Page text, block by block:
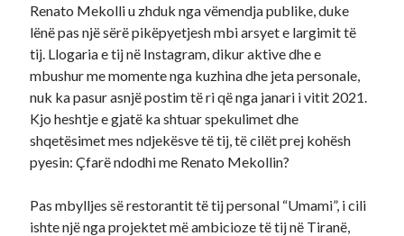
Renato Mekolli u zhduk nga vëmendja publike, duke
lënë pas një sërë pikëpyetjesh mbi arsyet e largimit të
tij. Llogaria e tij në Instagram, dikur aktive dhe e
mbushur me momente nga kuzhina dhe jeta personale,
nuk ka pasur asnjë postim të ri që nga janari i vitit 2021.
Kjo heshtje e gjatë ka shtuar spekulimet dhe
shqetësimet mes ndjekësve të tij, të cilët prej kohësh
pyesin: Çfarë ndodhi me Renato Mekollin?
Pas mbylljes së restorantit të tij personal “Umami”, i cili
ishte një nga projektet më ambicioze të tij në Tiranë,